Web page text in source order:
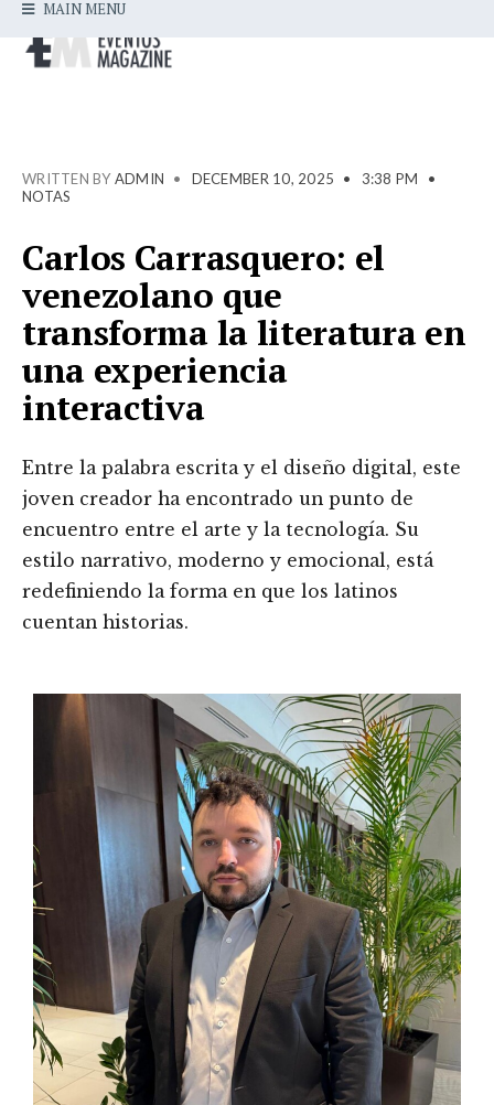
MAIN MENU
WRITTEN BY ADMIN • DECEMBER 10, 2025 • 3:38 PM
•
NOTAS
Carlos Carrasquero: el
venezolano que
transforma la literatura en
una experiencia
interactiva
Entre la palabra escrita y el diseño digital, este
joven creador ha encontrado un punto de
encuentro entre el arte y la tecnología. Su
estilo narrativo, moderno y emocional, está
redefiniendo la forma en que los latinos
cuentan historias.